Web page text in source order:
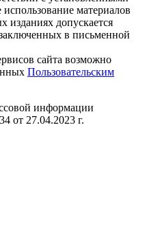
материалов
изданиях допускается
в письменной
сайта возможно
Пользовательским
информации
от 27.04.2023 г.